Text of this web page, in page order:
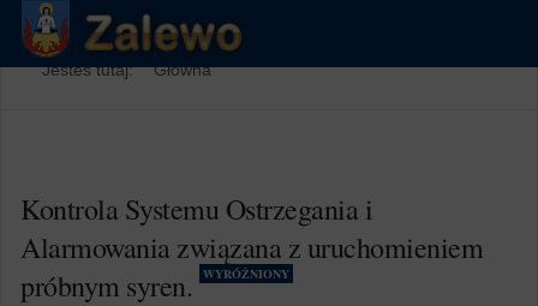
Jesteś tutaj: Główna
Kontrola Systemu Ostrzegania i
Alarmowania związana z uruchomieniem
próbnym syren.
WYRÓŻNIONY